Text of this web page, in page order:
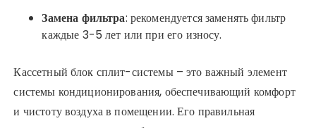
Замена фильтра: рекомендуется заменять фильтр
каждые 3-5 лет или при его износу.
Кассетный блок сплит-системы – это важный элемент
системы кондиционирования, обеспечивающий комфорт
и чистоту воздуха в помещении. Его правильная